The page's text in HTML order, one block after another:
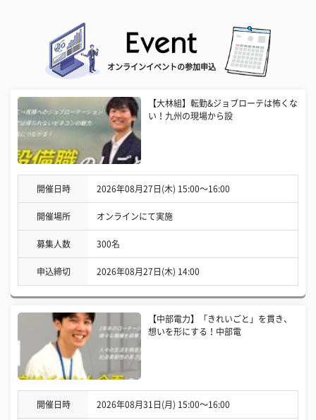
オンラインイベントの参加申込
【大林組】転勤&ジョブローテは怖くな
い！九州の現場から設
開催日時 2026年08月27日(木) 15:00〜16:00
開催場所 オンラインにて実施
募集人数 300名
申込締切 2026年08月27日(木) 14:00
【中部電力】「きれいごと」を貫き、
想いを形にする！中部電
開催日時 2026年08月31日(月) 15:00〜16:00